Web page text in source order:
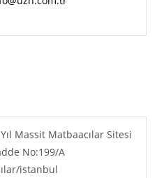
Massit Matbaacılar Sitesi
No:199/A
istanbul